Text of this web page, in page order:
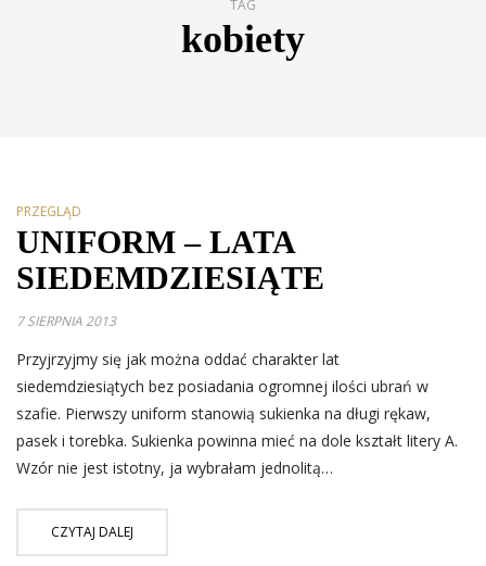
TAG
kobiety
PRZEGLĄD
UNIFORM – LATA
SIEDEMDZIESIĄTE
7 SIERPNIA 2013
Przyjrzyjmy się jak można oddać charakter lat
siedemdziesiątych bez posiadania ogromnej ilości ubrań w
szafie. Pierwszy uniform stanowią sukienka na długi rękaw,
pasek i torebka. Sukienka powinna mieć na dole kształt litery A.
Wzór nie jest istotny, ja wybrałam jednolitą…
CZYTAJ DALEJ